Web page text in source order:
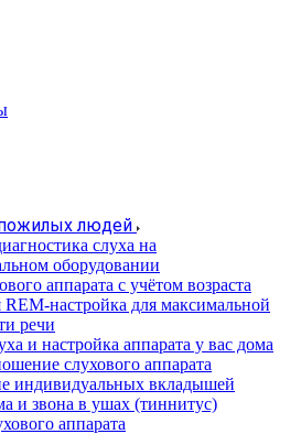
людей
слуха на
оборудовании
аппарата с учётом возраста
REM-настройка для максимальной
речи
и настройка аппарата у вас дома
слухового аппарата
индивидуальных вкладышей
и звона в ушах (тиннитус)
аппарата